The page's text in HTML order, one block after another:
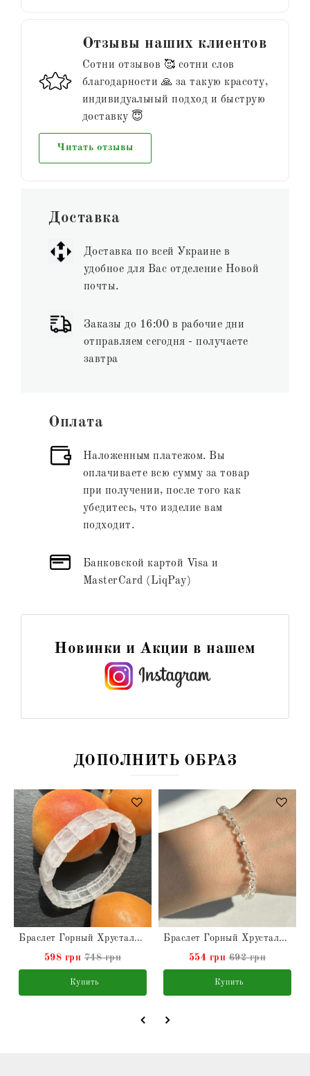
Отзывы наших клиентов
Сотни отзывов 🥰 сотни слов
благодарности 🙏 за такую красоту,
индивидуальный подход и быструю
доставку 😇
Читать отзывы
Доставка
Доставка по всей Украине в
удобное для Вас отделение Новой
почты.
Заказы до 16:00 в рабочие дни
отправляем сегодня - получаете
завтра
Оплата
Наложенным платежом. Вы
оплачиваете всю сумму за товар
при получении, после того как
убедитесь, что изделие вам
подходит.
Банковской картой Visa и
MasterCard (LiqPay)
Новинки и Акции в нашем
ДОПОЛНИТЬ ОБРАЗ
Браслет Горный Хрусталь натуральный
598 грн 748 грн
Купить
Браслет Горный Хрусталь натуральный
554 грн 692 грн
Купить